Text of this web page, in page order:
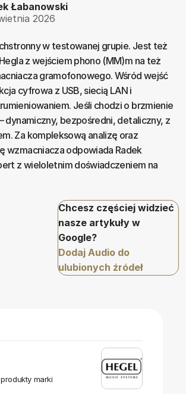
Łabanowski
2026
w testowanej grupie. Jest też
z wejściem phono (MM)m na też
gramofonowego. Wśród wejść
cyfrowa z USB, siecią LAN i
Jeśli chodzi o brzmienie
dynamiczny, bezpośredni, detaliczny, z
Za kompleksową analizę oraz
wzmacniacza odpowiada Radek
z wieloletnim doświadczeniem na
Chcesz częściej widzieć
nasze artykuły w
Google?
Dodaj Audio do
ulubionych źródeł
marki